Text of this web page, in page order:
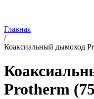
Главная
/
Коаксиальный дымоход
Protherm